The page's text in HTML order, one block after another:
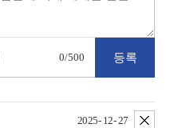
0/500
2025- 12- 27